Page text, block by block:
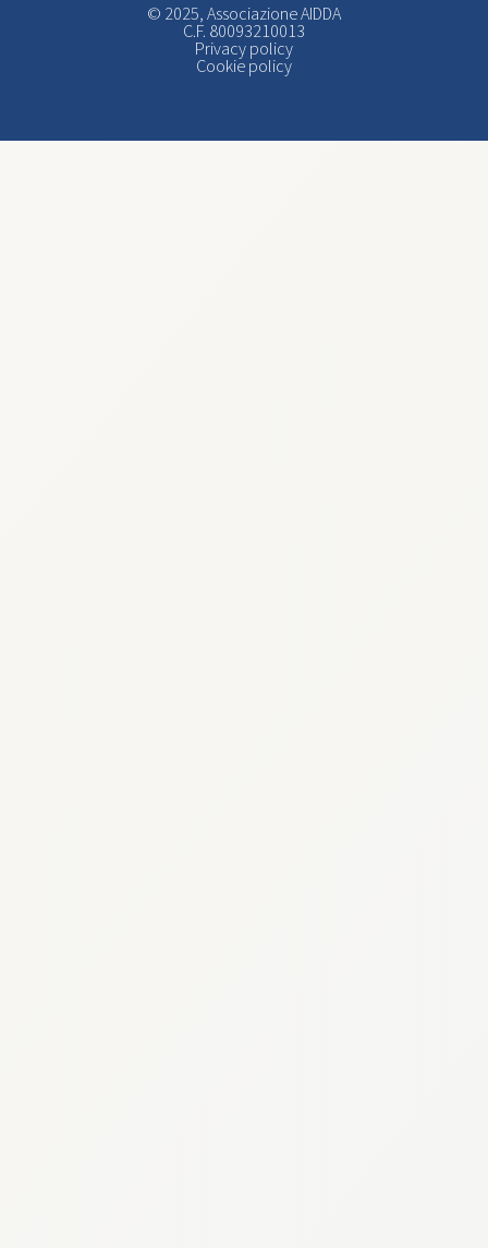
© 2025, Associazione AIDDA
C.F. 80093210013
Privacy policy
Cookie policy